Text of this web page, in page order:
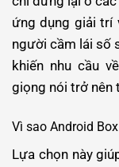
ứng dụng giải trí
người cầm lái số
khiến nhu cầu
giọng nói trở nên
Vì sao Android
Lựa chọn này